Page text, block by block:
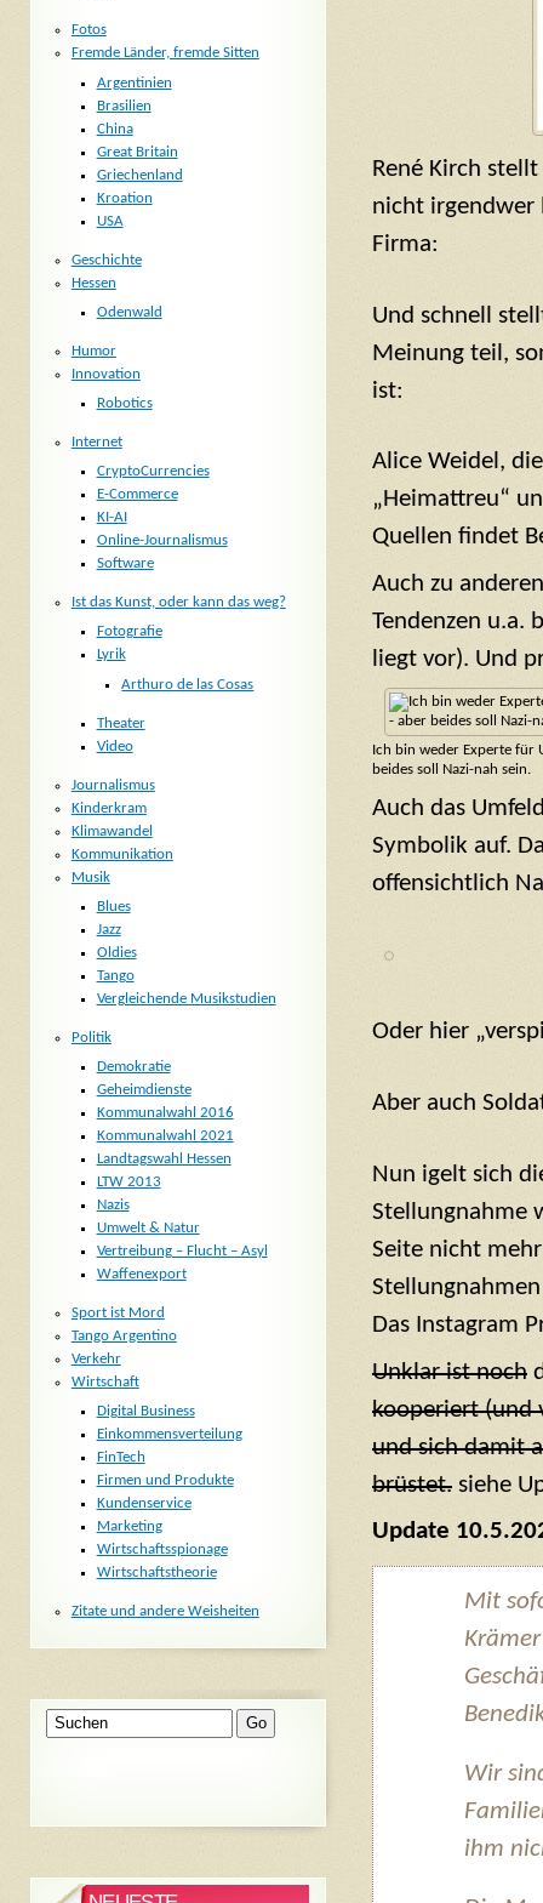
René Kirch
nicht irgendwer
Firma:
Und schnell
Meinung teil,
ist:
Alice Weidel,
„Heimattreu“
Quellen findet
Auch zu
Tendenzen u.a.
liegt vor). Und
Ich bin weder Experte für
beides soll Nazi-nah sein.
Auch das
Symbolik auf.
offensichtlich
Oder hier
Aber auch
Nun igelt sich
Stellungnahme
Seite nicht
Das Instagram
Unklar ist noch
kooperiert (und
und sich damit
brüstet. siehe
Update
Mit
Wir
ihm
Fotos
Fremde Länder, fremde Sitten
Argentinien
Brasilien
China
Great Britain
Griechenland
Kroation
USA
Geschichte
Hessen
Odenwald
Humor
Innovation
Robotics
Internet
CryptoCurrencies
E-Commerce
KI-AI
Online-Journalismus
Software
Ist das Kunst, oder kann das weg?
Fotografie
Lyrik
Arthuro de las Cosas
Theater
Video
Journalismus
Kinderkram
Klimawandel
Kommunikation
Musik
Blues
Jazz
Oldies
Tango
Vergleichende Musikstudien
Politik
Demokratie
Geheimdienste
Kommunalwahl 2016
Kommunalwahl 2021
Landtagswahl Hessen
LTW 2013
Nazis
Umwelt & Natur
Vertreibung – Flucht – Asyl
Waffenexport
Sport ist Mord
Tango Argentino
Verkehr
Wirtschaft
Digital Business
Einkommensverteilung
FinTech
Firmen und Produkte
Kundenservice
Marketing
Wirtschaftsspionage
Wirtschaftstheorie
Zitate und andere Weisheiten